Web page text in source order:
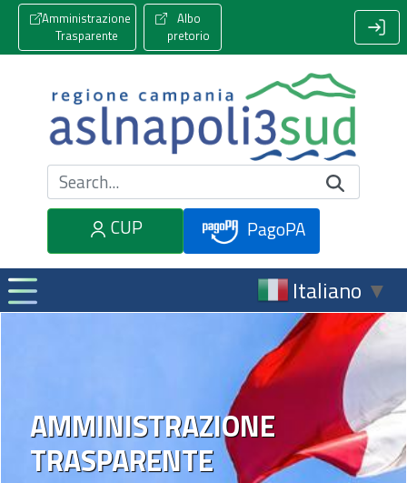
Amministrazione
Trasparente
Albo
pretorio
Cerca nel sito
CUP
PagoPA
Italiano ▼
AMMINISTRAZIONE
TRASPARENTE